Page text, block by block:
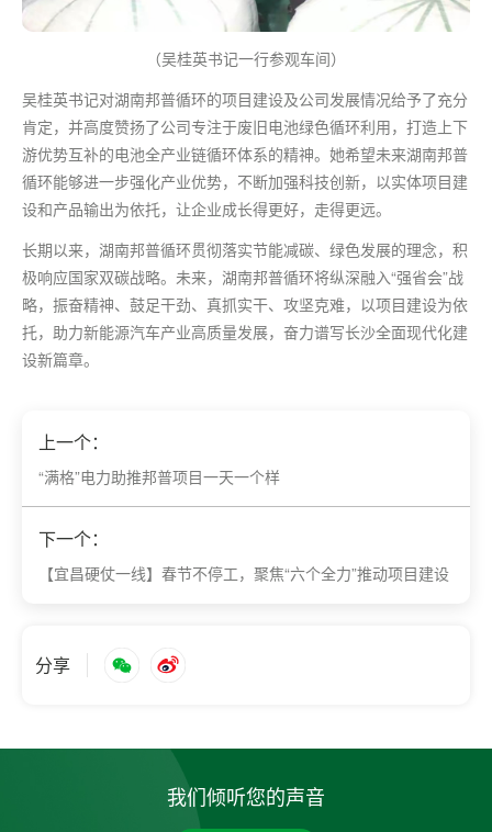
（吴桂英书记一行参观车间）
吴桂英书记对湖南邦普循环的项目建设及公司发展情况给予了充分
肯定，并高度赞扬了公司专注于废旧电池绿色循环利用，打造上下
游优势互补的电池全产业链循环体系的精神。她希望未来湖南邦普
循环能够进一步强化产业优势，不断加强科技创新，以实体项目建
设和产品输出为依托，让企业成长得更好，走得更远。
长期以来，湖南邦普循环贯彻落实节能减碳、绿色发展的理念，积
极响应国家双碳战略。未来，湖南邦普循环将纵深融入“强省会”战
略，振奋精神、鼓足干劲、真抓实干、攻坚克难，以项目建设为依
托，助力新能源汽车产业高质量发展，奋力谱写长沙全面现代化建
设新篇章。
上一个：
“满格”电力助推邦普项目一天一个样
下一个：
【宜昌硬仗一线】春节不停工，聚焦“六个全力”推动项目建设
分享
我们倾听您的声音